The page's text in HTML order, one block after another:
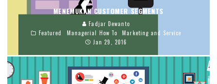
MENEMUKAN CUSTOMER SEGMENTS
Fadjar Dewanto
Featured
Managerial How To
Marketing and Service
Jan 29, 2016